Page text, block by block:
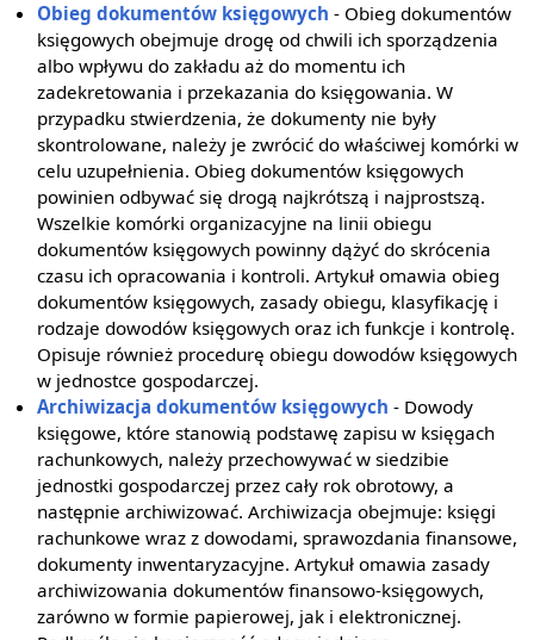
Obieg dokumentów księgowych - Obieg dokumentów
księgowych obejmuje drogę od chwili ich sporządzenia
albo wpływu do zakładu aż do momentu ich
zadekretowania i przekazania do księgowania. W
przypadku stwierdzenia, że dokumenty nie były
skontrolowane, należy je zwrócić do właściwej komórki w
celu uzupełnienia. Obieg dokumentów księgowych
powinien odbywać się drogą najkrótszą i najprostszą.
Wszelkie komórki organizacyjne na linii obiegu
dokumentów księgowych powinny dążyć do skrócenia
czasu ich opracowania i kontroli. Artykuł omawia obieg
dokumentów księgowych, zasady obiegu, klasyfikację i
rodzaje dowodów księgowych oraz ich funkcje i kontrolę.
Opisuje również procedurę obiegu dowodów księgowych
w jednostce gospodarczej.
Archiwizacja dokumentów księgowych - Dowody
księgowe, które stanowią podstawę zapisu w księgach
rachunkowych, należy przechowywać w siedzibie
jednostki gospodarczej przez cały rok obrotowy, a
następnie archiwizować. Archiwizacja obejmuje: księgi
rachunkowe wraz z dowodami, sprawozdania finansowe,
dokumenty inwentaryzacyjne. Artykuł omawia zasady
archiwizowania dokumentów finansowo-księgowych,
zarówno w formie papierowej, jak i elektronicznej.